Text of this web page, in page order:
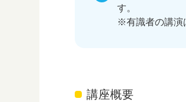
す。
※有識者の講演
講座概要